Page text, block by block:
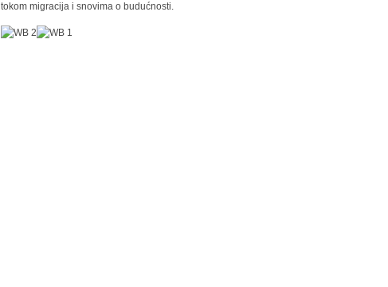
tokom migracija i snovima o budućnosti.